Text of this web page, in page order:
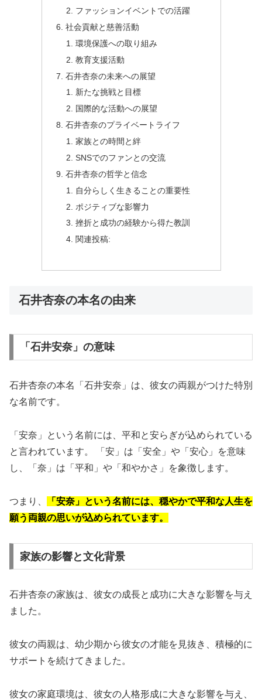
ファッションイベントでの活躍
社会貢献と慈善活動
環境保護への取り組み
教育支援活動
石井杏奈の未来への展望
新たな挑戦と目標
国際的な活動への展望
石井杏奈のプライベートライフ
家族との時間と絆
SNSでのファンとの交流
石井杏奈の哲学と信念
自分らしく生きることの重要性
ポジティブな影響力
挫折と成功の経験から得た教訓
関連投稿:
石井杏奈の本名の由来
「石井安奈」の意味
石井杏奈の本名「石井安奈」は、彼女の両親がつけた特別
な名前です。
「安奈」という名前には、平和と安らぎが込められている
と言われています。 「安」は「安全」や「安心」を意味
し、「奈」は「平和」や「和やかさ」を象徴します。
つまり、
「安奈」という名前には、穏やかで平和な人生を
願う両親の思いが込められています。
家族の影響と文化背景
石井杏奈の家族は、彼女の成長と成功に大きな影響を与え
ました。
彼女の両親は、幼少期から彼女の才能を見抜き、積極的に
サポートを続けてきました。
彼女の家庭環境は、彼女の人格形成に大きな影響を与え、